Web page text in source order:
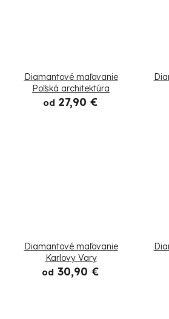
Diamantové maľovanie
Poľská architektúra
od 27,90 €
Diamantové maľovanie
Karlovy Vary
od 30,90 €